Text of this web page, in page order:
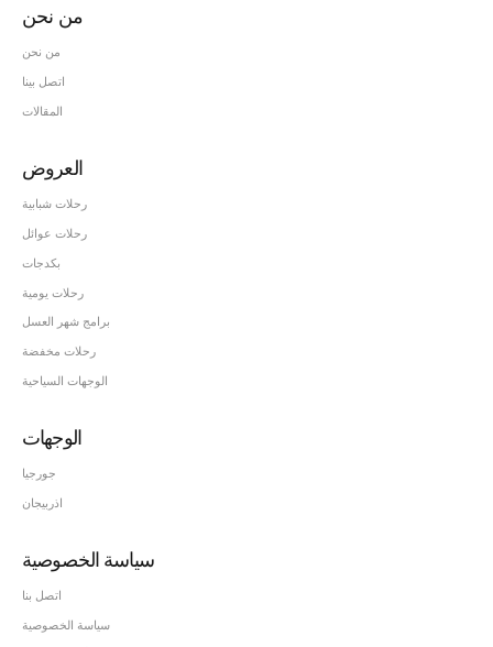
من نحن
من نحن
اتصل بينا
المقالات
العروض
رحلات شبابية
رحلات عوائل
بكدجات
رحلات يومية
برامج شهر العسل
رحلات مخفضة
الوجهات السياحية
الوجهات
جورجيا
اذربيجان
سياسة الخصوصية
اتصل بنا
سياسة الخصوصية